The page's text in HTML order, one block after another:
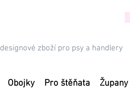
designové zboží pro psy a handlery
Obojky Pro štěňata Župany